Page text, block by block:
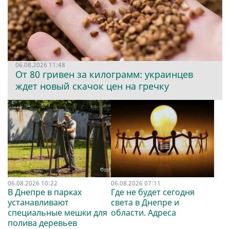
06.08.2026 11:48
От 80 гривен за килограмм: украинцев
ждет новый скачок цен на гречку
06.08.2026 10:22
В Днепре в парках
устанавливают
специальные мешки для
полива деревьев
06.08.2026 07:11
Где не будет сегодня
света в Днепре и
области. Адреса